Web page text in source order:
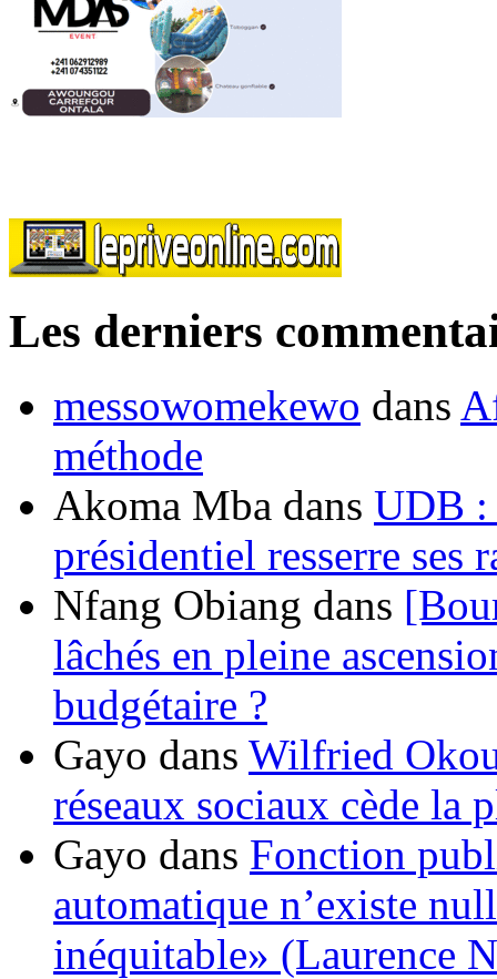
Les derniers
messowomekewo dans
méthode
Akoma Mba dans UDB :
présidentiel resserre ses
Nfang Obiang dans
lâchés en pleine
budgétaire ?
Gayo dans Wilfried
réseaux sociaux cède la
Gayo dans Fonction
automatique n’existe
inéquitable» (Laurence